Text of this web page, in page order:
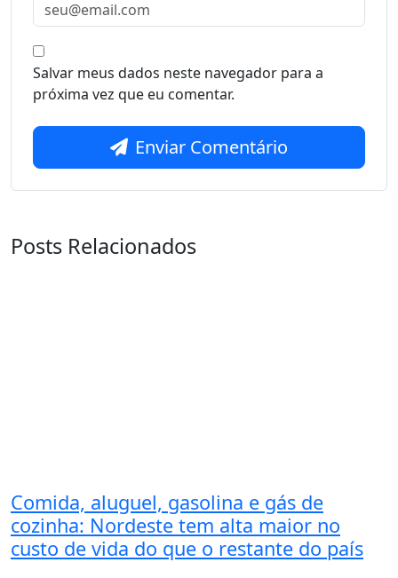
Salvar meus dados neste navegador para a
próxima vez que eu comentar.
Enviar Comentário
Posts Relacionados
Comida, aluguel, gasolina e gás de
cozinha: Nordeste tem alta maior no
custo de vida do que o restante do país